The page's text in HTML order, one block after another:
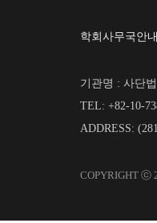
학회사무국안내
기관명 : 사단
TEL: +82-10-
ADDRESS:
COPYRIGHT ⓒ